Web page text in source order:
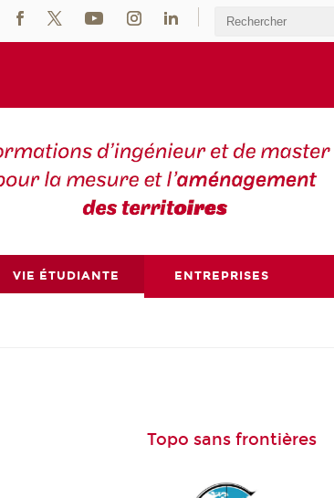
VIE ÉTUDIANTE ENTREPRISES
Topo sans frontières